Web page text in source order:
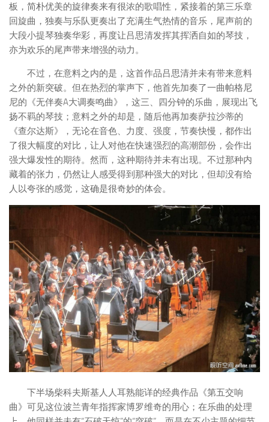
板，简朴优美的旋律奏来有很浓的歌唱性，紧接着的第三乐章
回旋曲，独奏与乐队更奏出了充满生气热情的音乐，尾声前的
大段小提琴独奏华彩，再度让吕思清发挥其挥洒自如的琴技，
亦为欢乐的尾声带来增强的动力。
不过，在意料之内的是，这首作品吕思清并未有带来意料
之外的新突破。但在热烈的掌声下，他首先加奏了一曲帕格尼
尼的《无伴奏A大调奏鸣曲》，这三、四分钟的乐曲，展现出飞
扬不羁的琴技；意料之外的却是，随后他再加奏萨拉沙蒂的
《查尔达斯》，无论在音色、力度、强度，节奏快慢，都作出
了很大幅度的对比，让人对他在快速强烈的高潮部份，会作出
强大爆发性的期待。然而，这种期待并未有出现。不过那种内
藏着的张力，仍然让人感受得到那种强大的对比，但却没有给
人以夸张的感觉，这确是很奇妙的体会。
下半场柴科夫斯基人人耳熟能详的经典作品《第五交响
曲》可见这位波兰青年指挥家博罗维奇的用心；在乐曲的处理